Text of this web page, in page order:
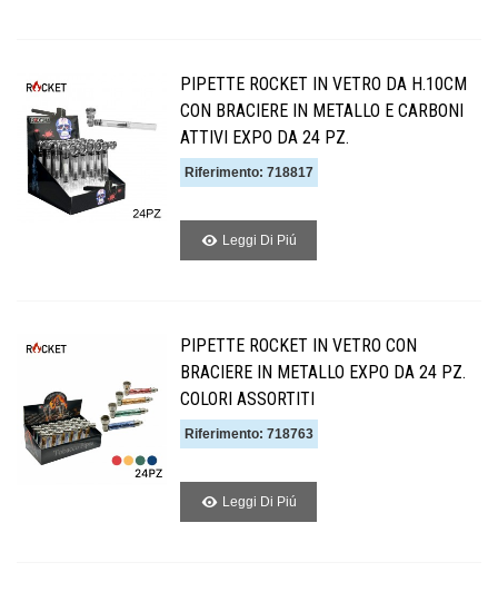
PIPETTE ROCKET IN VETRO DA H.10CM
CON BRACIERE IN METALLO E CARBONI
ATTIVI EXPO DA 24 PZ.
Riferimento: 718817
Leggi Di Piú
PIPETTE ROCKET IN VETRO CON
BRACIERE IN METALLO EXPO DA 24 PZ.
COLORI ASSORTITI
Riferimento: 718763
Leggi Di Piú